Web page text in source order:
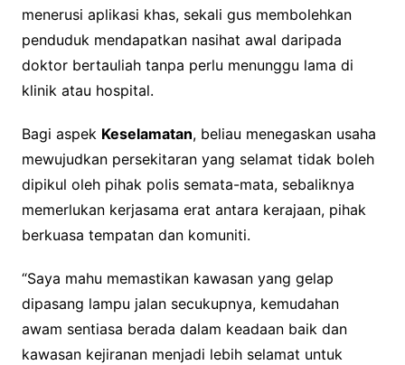
menerusi aplikasi khas, sekali gus membolehkan
penduduk mendapatkan nasihat awal daripada
doktor bertauliah tanpa perlu menunggu lama di
klinik atau hospital.
Bagi aspek Keselamatan, beliau menegaskan usaha
mewujudkan persekitaran yang selamat tidak boleh
dipikul oleh pihak polis semata-mata, sebaliknya
memerlukan kerjasama erat antara kerajaan, pihak
berkuasa tempatan dan komuniti.
“Saya mahu memastikan kawasan yang gelap
dipasang lampu jalan secukupnya, kemudahan
awam sentiasa berada dalam keadaan baik dan
kawasan kejiranan menjadi lebih selamat untuk